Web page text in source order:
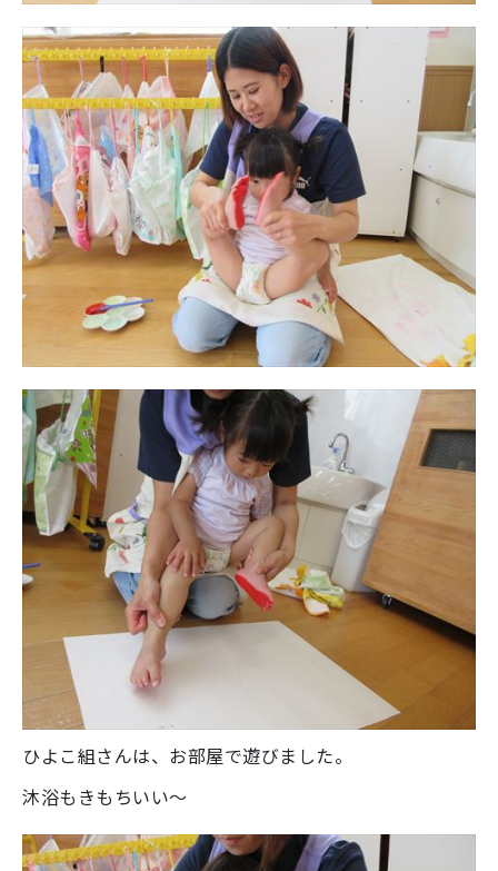
ひよこ組さんは、お部屋で遊びました。
沐浴もきもちいい～